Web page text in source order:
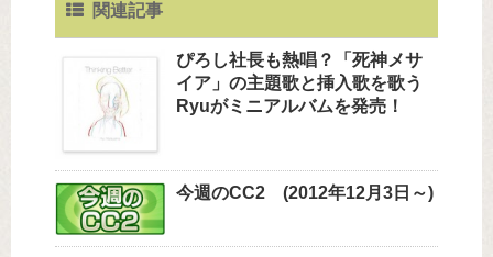
関連記事
ぴろし社長も熱唱？「死神メサ
イア」の主題歌と挿入歌を歌う
Ryuがミニアルバムを発売！
今週のCC2 (2012年12月3日～)